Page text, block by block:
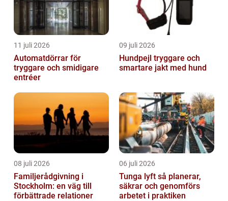
11 juli 2026
Automatdörrar för
tryggare och smidigare
entréer
09 juli 2026
Hundpejl tryggare och
smartare jakt med hund
08 juli 2026
Familjerådgivning i
Stockholm: en väg till
förbättrade relationer
06 juli 2026
Tunga lyft så planerar,
säkrar och genomförs
arbetet i praktiken